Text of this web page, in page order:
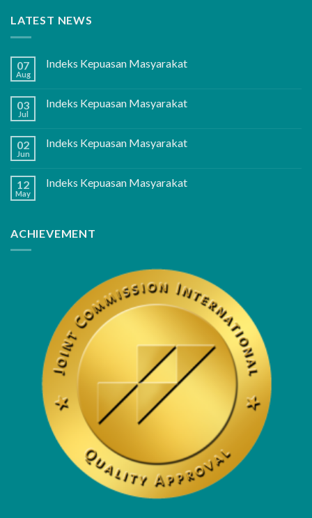
LATEST NEWS
07
Aug
Indeks Kepuasan Masyarakat
03
Jul
Indeks Kepuasan Masyarakat
02
Jun
Indeks Kepuasan Masyarakat
12
May
Indeks Kepuasan Masyarakat
ACHIEVEMENT